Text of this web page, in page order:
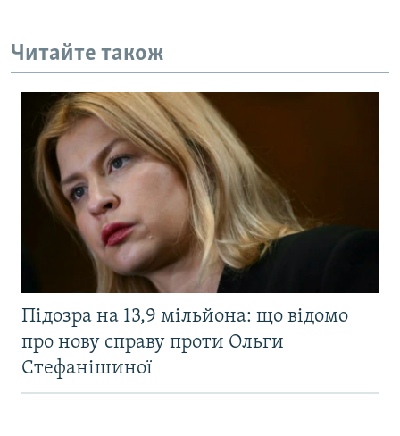
Читайте також
Підозра на 13,9 мільйона: що відомо
про нову справу проти Ольги
Стефанішиної